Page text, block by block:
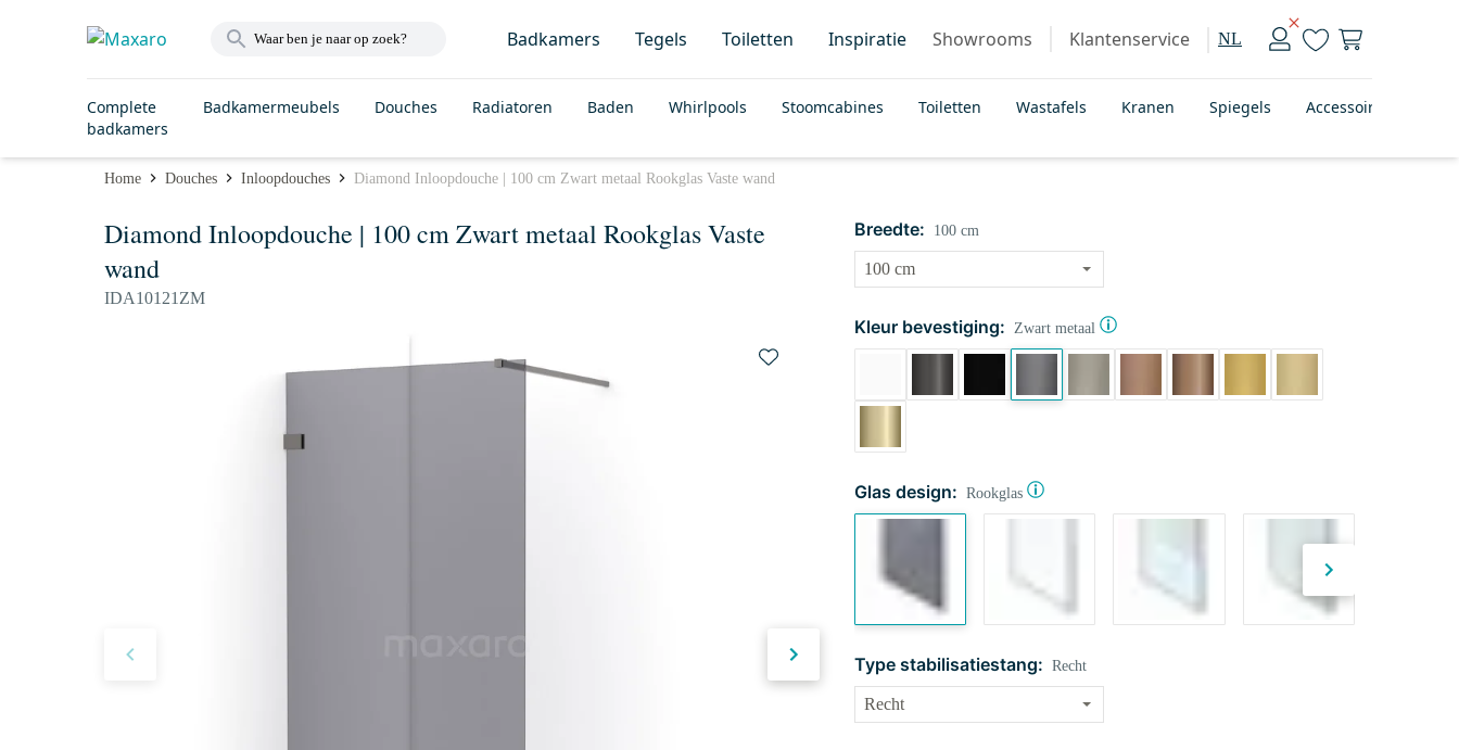
Badkamers Tegels Toiletten Inspiratie Showrooms Klantenservice NL
Complete
badkamers
Badkamermeubels Douches Radiatoren Baden Whirlpools Stoomcabines Toiletten Wastafels Kranen Spiegels Accessoires
Home Douches Inloopdouches Diamond Inloopdouche | 100 cm Zwart metaal Rookglas Vaste wand
Diamond Inloopdouche | 100 cm Zwart metaal Rookglas Vaste
wand
IDA10121ZM
Breedte: 100 cm
Kleur bevestiging: Zwart metaal
Glas design: Rookglas
Type stabilisatiestang: Recht